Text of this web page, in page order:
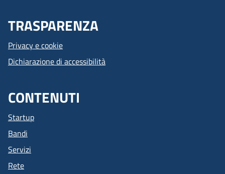
TRASPARENZA
Privacy e cookie
Dichiarazione di accessibilità
CONTENUTI
Startup
Bandi
Servizi
Rete